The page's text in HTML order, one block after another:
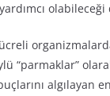
“parmaklar”